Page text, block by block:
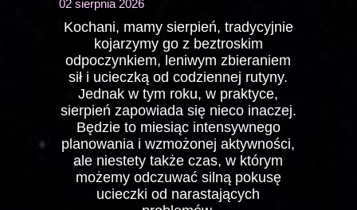
02 sierpnia 2026
Kochani, mamy sierpień, tradycyjnie
kojarzymy go z beztroskim
odpoczynkiem, leniwym zbieraniem
sił i ucieczką od codziennej rutyny.
Jednak w tym roku, w praktyce,
sierpień zapowiada się nieco inaczej.
Będzie to miesiąc intensywnego
planowania i wzmożonej aktywności,
ale niestety także czas, w którym
możemy odczuwać silną pokusę
ucieczki od narastających